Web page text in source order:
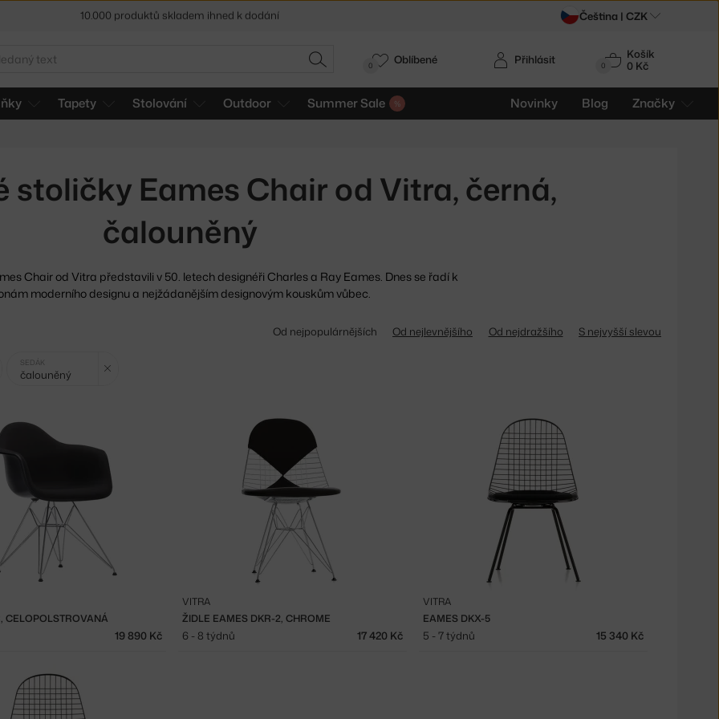
HLEDAT 0
Košík
0 Kč
Tapety Stolování Outdoor Summer Sale Novinky Blog Značky
Přihlásit
0 Oblíbené
stoličky Eames Chair od Vitra, černá,
čalouněný
Chair od Vitra představili v 50. letech designéři Charlesa Ray Eames. Dnes se řadí k
moderního designu a nejžádanějším designovým kouskům vůbec.
Od nejpopulárnějších Od nejlevnějšího Od nejdražšího S nejvyšší slevou
SEDÁK
čalouněný
CELOPOLSTROVANÁ
19 890 Kč
ŽIDLE EAMES DKR-2, CHROME
VITRA
6 - 8 týdnů 17 420 Kč
EAMES DKX-5
VITRA
5 - 7 týdnů 15 340 Kč
Sleva 5 % pro odběratelenewsletteru Čeština | CZK